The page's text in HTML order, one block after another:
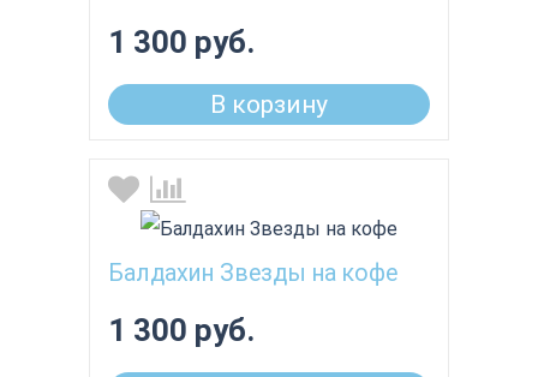
1 300 руб.
В корзину
Балдахин Звезды на кофе
1 300 руб.